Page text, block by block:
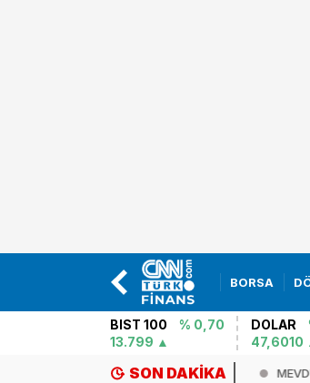
BORSA
BIST 100
% 0,70
13.799
DOLAR
47,6010
SON DAKIKA
gün paniği! Suriye`de bankaları...